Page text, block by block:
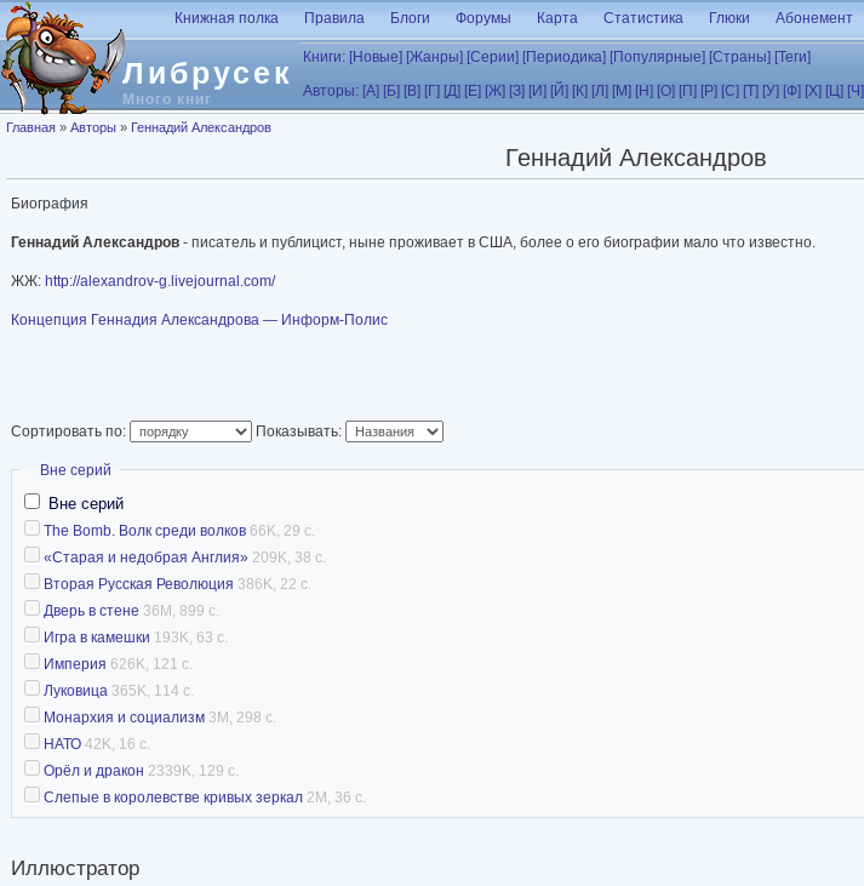
Перейти к основному содержанию
Либрусек
Много книг
Книжная полка Правила Блоги Форумы Карта Статистика Глюки Абонемент
Книги: [Новые] [Жанры] [Серии] [Периодика] [Популярные] [Страны] [Теги]
Авторы: [А] [Б] [В] [Г] [Д] [Е] [Ж] [З] [И] [Й] [К] [Л] [М] [Н] [О] [П] [Р] [С] [Т] [У] [Ф] [Х] [Ц] [Ч]
Вы здесь
Главная » Авторы » Геннадий Александров
Геннадий Александров
Биография
Геннадий Александров - писатель и публицист, ныне проживает в США, более о его биографии мало что известно.
ЖЖ: http://alexandrov-g.livejournal.com/
Концепция Геннадия Александрова — Информ-Полис
Сортировать по: Показывать:
Скрыть
Вне серий
Вне серий
The Bomb. Волк среди волков 66K, 29 с.
«Старая и недобрая Англия» 209K, 38 с.
Вторая Русская Революция 386K, 22 с.
Дверь в стене 36M, 899 с.
Игра в камешки 193K, 63 с.
Империя 626K, 121 с.
Луковица 365K, 114 с.
Монархия и социализм 3M, 298 с.
НАТО 42K, 16 с.
Орёл и дракон 2339K, 129 с.
Слепые в королевстве кривых зеркал 2M, 36 с.
Иллюстратор